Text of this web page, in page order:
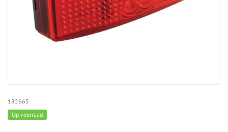
182665
Op voorraad